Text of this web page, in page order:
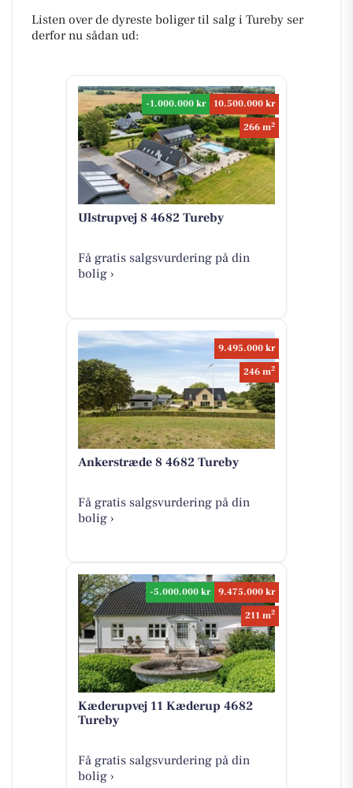
Listen over de dyreste boliger til salg i Tureby ser
derfor nu sådan ud:
-1.000.000 kr
10.500.000 kr
266 m2
Ulstrupvej 8 4682 Tureby
Få gratis salgsvurdering på din
bolig ›
9.495.000 kr
246 m2
Ankerstræde 8 4682 Tureby
Få gratis salgsvurdering på din
bolig ›
-5.000.000 kr
9.475.000 kr
211 m2
Kæderupvej 11 Kæderup 4682
Tureby
Få gratis salgsvurdering på din
bolig ›